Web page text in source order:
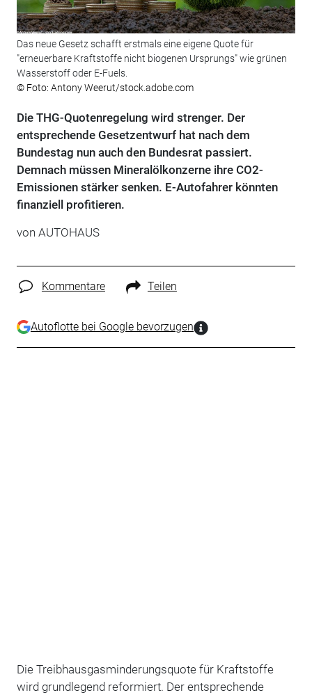
Das neue Gesetz schafft erstmals eine eigene Quote für
"erneuerbare Kraftstoffe nicht biogenen Ursprungs" wie grünen
Wasserstoff oder E-Fuels.
© Foto: Antony Weerut/stock.adobe.com
Die THG-Quotenregelung wird strenger. Der
entsprechende Gesetzentwurf hat nach dem
Bundestag nun auch den Bundesrat passiert.
Demnach müssen Mineralölkonzerne ihre CO2-
Emissionen stärker senken. E-Autofahrer könnten
finanziell profitieren.
von AUTOHAUS
Kommentare Teilen
Autoflotte bei Google bevorzugen
Die Treibhausgasminderungsquote für Kraftstoffe
wird grundlegend reformiert. Der entsprechende